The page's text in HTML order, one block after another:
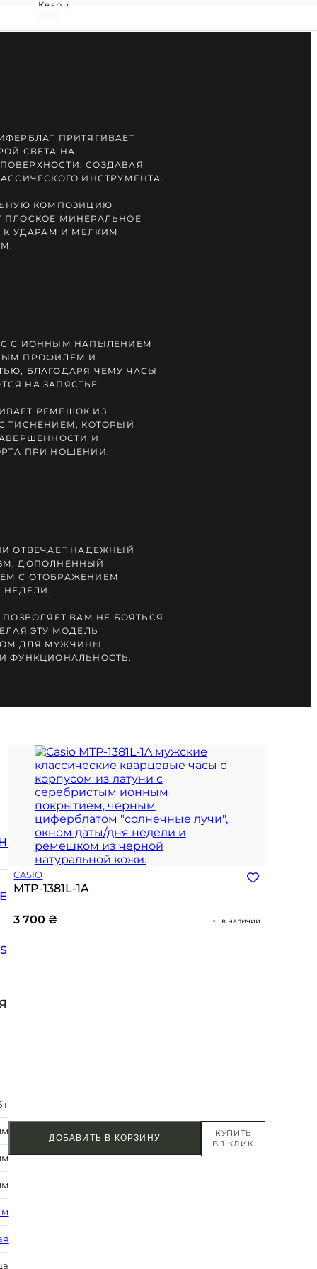
Кварц
ПРИТЯГИВАЕТ
СВЕТА НА
СОЗДАВАЯ
ИНСТРУМЕНТА.
КОМПОЗИЦИЮ
ПЛОСКОЕ МИНЕРАЛЬНОЕ
К УДАРАМ И МЕЛКИМ
С ИОННЫМ НАПЫЛЕНИЕМ
ПРОФИЛЕМ И
БЛАГОДАРЯ ЧЕМУ ЧАСЫ
НА ЗАПЯСТЬЕ.
РЕМЕШОК ИЗ
ТИСНЕНИЕМ, КОТОРЫЙ
И
ПРИ НОШЕНИИ.
ОТВЕЧАЕТ НАДЕЖНЫЙ
ДОПОЛНЕННЫЙ
С ОТОБРАЖЕНИЕМ
НЕДЕЛИ.
ВАМ НЕ БОЯТЬСЯ
ЭТУ МОДЕЛЬ
ДЛЯ МУЖЧИНЫ,
ФУНКЦИОНАЛЬНОСТЬ.
г
м
CASIO
MTP-1381L-1A
3 700 ₴ в наличии
ДОБАВИТЬ В КОРЗИНУ
КУПИТЬ
В 1 КЛИК